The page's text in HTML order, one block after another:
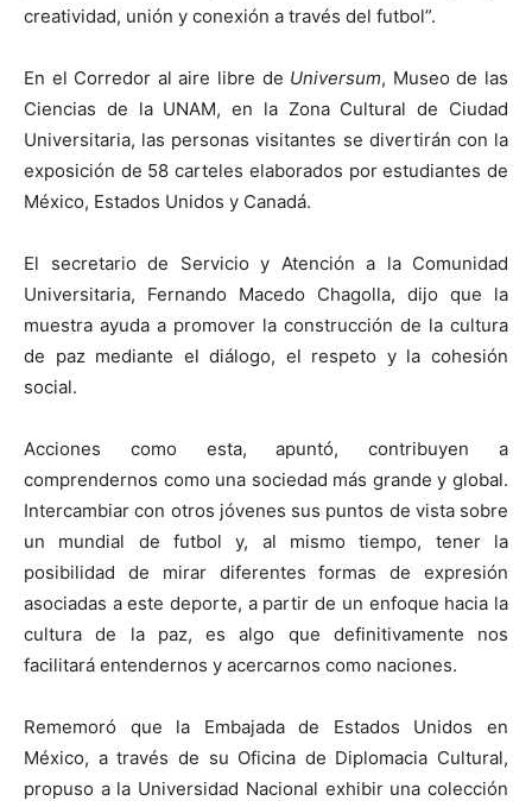
creatividad, unión y conexión a través del futbol”.
En el Corredor al aire libre de Universum, Museo de las
Ciencias de la UNAM, en la Zona Cultural de Ciudad
Universitaria, las personas visitantes se divertirán con la
exposición de 58 carteles elaborados por estudiantes de
México, Estados Unidos y Canadá.
El secretario de Servicio y Atención a la Comunidad
Universitaria, Fernando Macedo Chagolla, dijo que la
muestra ayuda a promover la construcción de la cultura
de paz mediante el diálogo, el respeto y la cohesión
social.
Acciones como esta, apuntó, contribuyen a
comprendernos como una sociedad más grande y global.
Intercambiar con otros jóvenes sus puntos de vista sobre
un mundial de futbol y, al mismo tiempo, tener la
posibilidad de mirar diferentes formas de expresión
asociadas a este deporte, a partir de un enfoque hacia la
cultura de la paz, es algo que definitivamente nos
facilitará entendernos y acercarnos como naciones.
Rememoró que la Embajada de Estados Unidos en
México, a través de su Oficina de Diplomacia Cultural,
propuso a la Universidad Nacional exhibir una colección